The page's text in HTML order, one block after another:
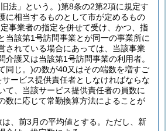
法」という。)第8条の2第2項に規定す
に相当するものとして市が定めるもの
事業者の指定を併せて受け、かつ、指
当該第1号訪問事業とが同一の事業所に
されている場合にあっては、当該事業
介護又は当該第1号訪問事業の利用者。
同じ。)の数が40又はその端数を増すご
ービス提供責任者としなければならな
て、当該サービス提供責任者の員数に
数に応じて常勤換算方法によることが
、前3月の平均値とする。 ただし、新